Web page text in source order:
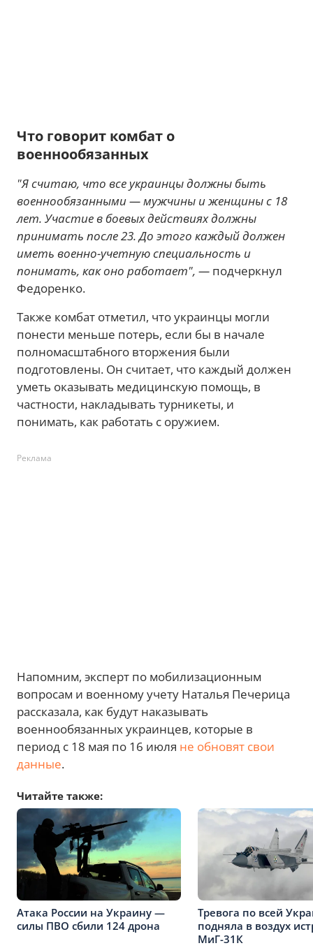
Что говорит комбат о
военнообязанных
"Я считаю, что все украинцы должны быть
военнообязанными — мужчины и женщины с 18
лет. Участие в боевых действиях должны
принимать после 23. До этого каждый должен
иметь военно-учетную специальность и
понимать, как оно работает", — подчеркнул
Федоренко.
Также комбат отметил, что украинцы могли
понести меньше потерь, если бы в начале
полномасштабного вторжения были
подготовлены. Он считает, что каждый должен
уметь оказывать медицинскую помощь, в
частности, накладывать турникеты, и
понимать, как работать с оружием.
Реклама
Напомним, эксперт по мобилизационным
вопросам и военному учету Наталья Печерица
рассказала, как будут наказывать
военнообязанных украинцев, которые в
период с 18 мая по 16 июля не обновят свои
данные.
Читайте также:
Атака России на Украину —
силы ПВО сбили 124 дрона
Тревога по всей
подняла в воздух
МиГ-31К